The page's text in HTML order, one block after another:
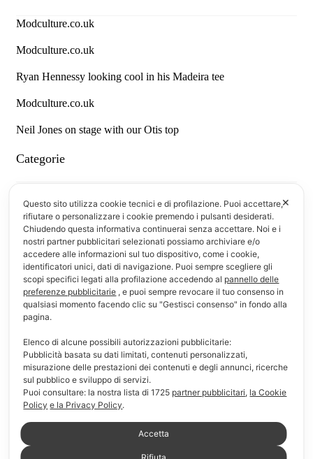
Modculture.co.uk
Modculture.co.uk
Ryan Hennessy looking cool in his Madeira tee
Modculture.co.uk
Neil Jones on stage with our Otis top
Categorie
Camicie
Denim e Pantaloni
T-shirt & Polo
Informazioni
Modalità di pagamento
Modalità di consegna e reso
Chi siamo
Link Utili
✕
Questo sito utilizza cookie tecnici e di profilazione. Puoi accettare,
rifiutare o personalizzare i cookie premendo i pulsanti desiderati.
Chiudendo questa informativa continuerai senza accettare. Noi e i
nostri partner pubblicitari selezionati possiamo archiviare e/o
accedere alle informazioni sul tuo dispositivo, come i cookie,
identificatori unici, dati di navigazione. Puoi sempre scegliere gli
scopi specifici legati alla profilazione accedendo al pannello delle
preferenze pubblicitarie , e puoi sempre revocare il tuo consenso in
qualsiasi momento facendo clic su "Gestisci consenso" in fondo alla
pagina.
Elenco di alcune possibili autorizzazioni pubblicitarie:
Pubblicità basata su dati limitati, contenuti personalizzati,
misurazione delle prestazioni dei contenuti e degli annunci, ricerche
sul pubblico e sviluppo di servizi.
Puoi consultare: la nostra lista di1725 partner pubblicitari, la Cookie
Policy e la Privacy Policy.
Accetta